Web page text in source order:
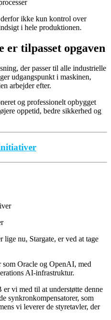
ikke kun kontrol over
i hele produktionen.
er tilpasset opgaven
der passer til alle industrielle
udgangspunkt i maskinen,
arbejder efter.
og professionelt opbygget
oppetid, bedre sikkerhed og
nu, Stargate, er ved at tage
som Oracle og OpenAI, med
AI-infrastruktur.
vi med til at understøtte denne
synkronkompensatorer, som
vi leverer de styretavler, der